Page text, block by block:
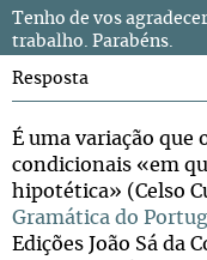
Tenho de vos
trabalho. Parabéns.
Resposta
É uma variação que
condicionais «em
hipotética» (Celso
Gramática do
Edições João Sá da